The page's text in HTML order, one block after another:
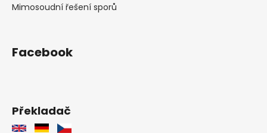
Mimosoudní řešení sporů
Facebook
Překladač